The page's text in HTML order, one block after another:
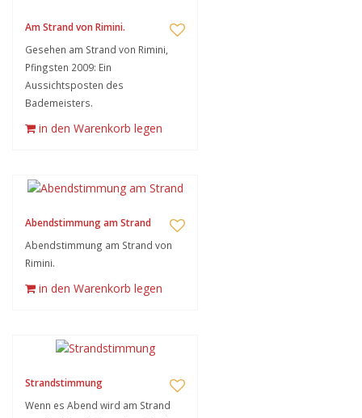
Am Strand von Rimini.
Gesehen am Strand von Rimini,
Pfingsten 2009: Ein
Aussichtsposten des
Bademeisters.
in den Warenkorb legen
Abendstimmung am Strand
Abendstimmung am Strand von
Rimini.
in den Warenkorb legen
Strandstimmung
Wenn es Abend wird am Strand